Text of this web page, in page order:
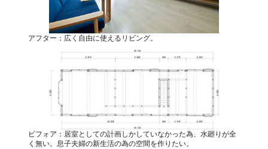
アフター：広く自由に使えるリビング。
ビフォア：居室としての計画しかしていなかった為、水廻りが全
く無い。息子夫婦の新生活の為の空間を作りたい。